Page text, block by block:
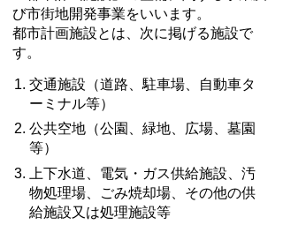
び市街地開発事業をいいます。
都市計画施設とは、次に掲げる施設で
す。
交通施設（道路、駐車場、自動車タ
ーミナル等）
公共空地（公園、緑地、広場、墓園
等）
上下水道、電気・ガス供給施設、汚
物処理場、ごみ焼却場、その他の供
給施設又は処理施設等